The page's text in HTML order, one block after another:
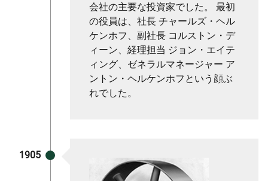
会社の主要な投資家でした。 最初
の役員は、社長 チャールズ・ヘル
ケンホフ、副社長 コルストン・デ
ィーン、経理担当 ジョン・エイテ
ィング、ゼネラルマネージャー ア
ントン・ヘルケンホフという顔ぶ
れでした。
1905